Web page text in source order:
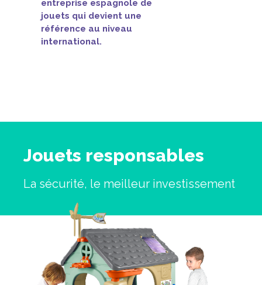
entreprise espagnole de
jouets qui devient une
référence au niveau
international.
Jouets responsables
La sécurité, le meilleur investissement